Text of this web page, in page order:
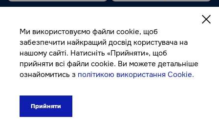
300₴
© Autocolor, 2026
Публічна оферта
Ми використовуємо файли cookie, щоб
забезпечити найкращий досвід користувача на
нашому сайті. Натисніть «Прийняти», щоб
прийняти всі файли cookie. Ви можете детальніше
ознайомитись з політикою використання Cookie.
Прийняти